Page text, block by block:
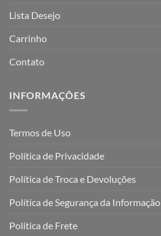
Lista Desejo
Carrinho
Contato
INFORMAÇÕES
Termos de Uso
Política de Privacidade
Política de Troca e Devoluções
Política de Segurança da Informação
Política de Frete